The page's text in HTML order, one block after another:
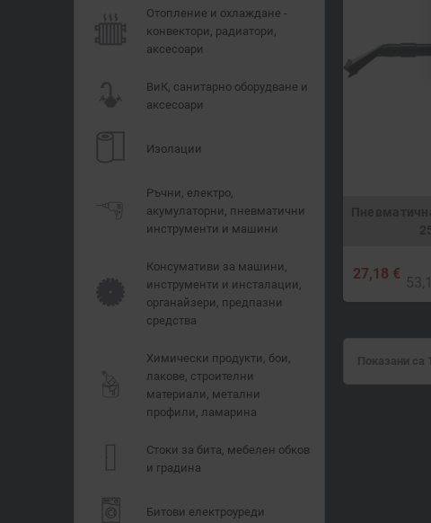
Отопление и охлаждане -
конвектори, радиатори,
аксесоари
ВиК, санитарно оборудване и
аксесоари
Изолации
Ръчни, електро,
акумулаторни, пневматични
инструменти и машини
Консумативи за машини,
инструменти и инсталации,
органайзери, предпазни
средства
Химически продукти, бои,
лакове, строителни
материали, метални
профили, ламарина
Стоки за бита, мебелен обков
и градина
Битови електроуреди
27,18 €
Показани са